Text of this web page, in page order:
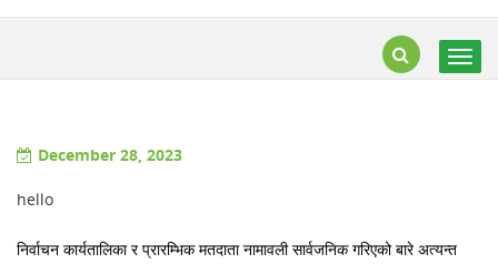
December 28, 2023
hello
निर्वाचन कार्यतालिका र प्रारम्भिक मतदाता नामावली सार्वजनिक गरिएको बारे अत्यन्त